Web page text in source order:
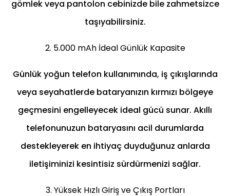
gömlek veya pantolon cebinizde bile zahmetsizce
taşıyabilirsiniz.
2. 5.000 mAh İdeal Günlük Kapasite
Günlük yoğun telefon kullanımında, iş çıkışlarında
veya seyahatlerde bataryanızın kırmızı bölgeye
geçmesini engelleyecek ideal gücü sunar. Akıllı
telefonunuzun bataryasını acil durumlarda
destekleyerek en ihtiyaç duyduğunuz anlarda
iletişiminizi kesintisiz sürdürmenizi sağlar.
3. Yüksek Hızlı Giriş ve Çıkış Portları